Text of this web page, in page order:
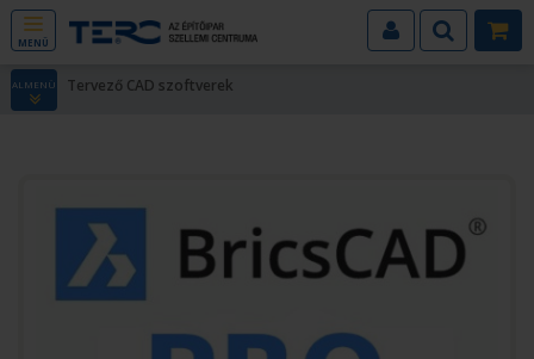
MENÜ
ALMENÜ Tervező CAD szoftverek